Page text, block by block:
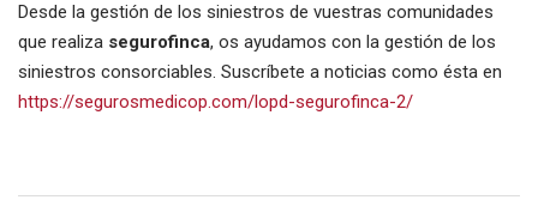
Desde la gestión de los siniestros de vuestras comunidades
que realiza segurofinca, os ayudamos con la gestión de los
siniestros consorciables. Suscríbete a noticias como ésta en
https://segurosmedicop.com/lopd-segurofinca-2/